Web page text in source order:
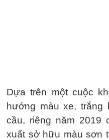
Dựa trên một cuộc
hướng màu xe, trắng
cầu, riêng năm 2019
xuất sở hữu màu sơn